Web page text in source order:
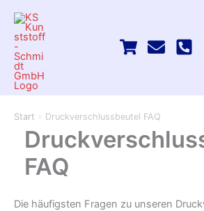
Inhalt
springen
Start Druckverschlussbeutel FAQ
FAQ
Die häufigsten Fragen zu unseren